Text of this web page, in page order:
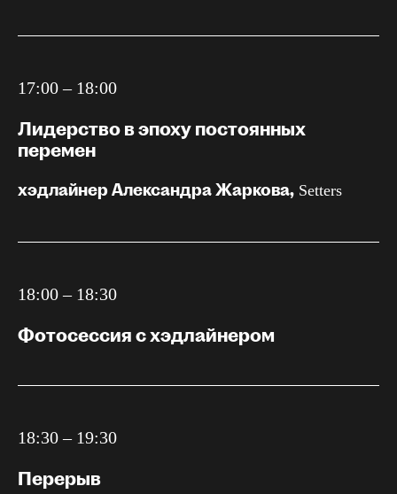
17:00 – 18:00
Лидерство в эпоху постоянных
перемен
хэдлайнер Александра Жаркова, Setters
18:00 – 18:30
Фотосессия с хэдлайнером
18:30 – 19:30
Перерыв